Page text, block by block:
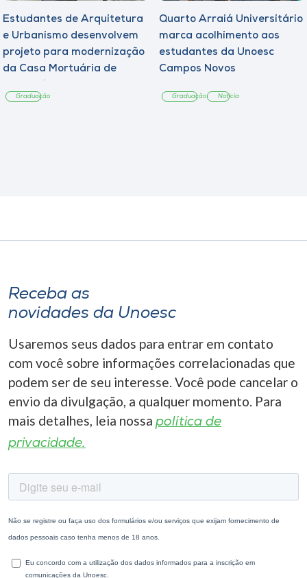
Estudantes de Arquitetura
e Urbanismo desenvolvem
projeto para modernização
da Casa Mortuária de
Graduação
Quarto Arraiá Universitário
marca acolhimento aos
estudantes da Unoesc
Campos Novos
Graduação Notícia
Receba as
novidades da Unoesc
Usaremos seus dados para entrar em contato
com você sobre informações correlacionadas que
podem ser de seu interesse. Você pode cancelar o
envio da divulgação, a qualquer momento. Para
mais detalhes, leia nossa política de
privacidade.